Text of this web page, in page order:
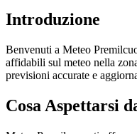
Introduzione
Benvenuti a Meteo
affidabili sul meteo nella
previsioni accurate e
Cosa Aspettarsi